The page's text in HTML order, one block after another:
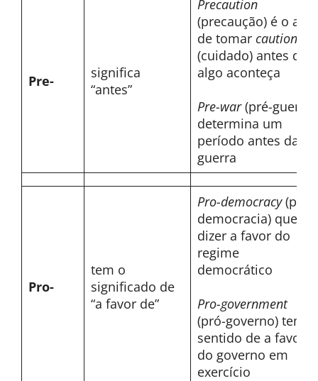
Pre-
significa
“antes”
Precaution
(precaução) é o ato
de tomar caution
(cuidado) antes que
algo aconteça
Pre-war(pré-guerra)
determina um
período antes da
guerra
Pro-
tem o
significado de
“a favor de”
Pro-democracy(pró-
democracia) quer
dizer a favor do
regime
democrático
Pro-government
(pró-governo) tem o
sentido de a favor
do governo em
exercício